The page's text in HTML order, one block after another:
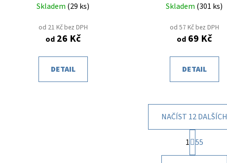
Skladem (29 ks)
od 21 Kč bez DPH
od26 Kč
DETAIL
Skladem (301 ks)
od 57 Kč bez DPH
od69 Kč
DETAIL
O
v
NAČÍST 12 DALŠÍCH
S
t
r
1 55